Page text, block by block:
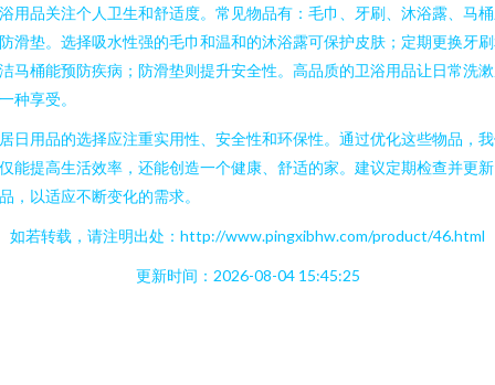
用品关注个人卫生和舒适度。常见物品有：毛巾、牙刷、沐浴露、马
滑垫。选择吸水性强的毛巾和温和的沐浴露可保护皮肤；定期更换牙
马桶能预防疾病；防滑垫则提升安全性。高品质的卫浴用品让日常洗
种享受。
日用品的选择应注重实用性、安全性和环保性。通过优化这些物品，
能提高生活效率，还能创造一个健康、舒适的家。建议定期检查并更
，以适应不断变化的需求。
如若转载，请注明出处：http://www.pingxibhw.com/product/46.html
更新时间：2026-08-04 15:45:25